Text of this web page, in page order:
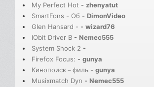
My Perfect Hot - zhenyatut
SmartFons - Об - DimonVideo
Glen Hansard - - wizard76
IObit Driver B - Nemec555
System Shock 2 -
Firefox Focus: - gunya
Кинопоиск－филь - gunya
Musixmatch Dyn - Nemec555